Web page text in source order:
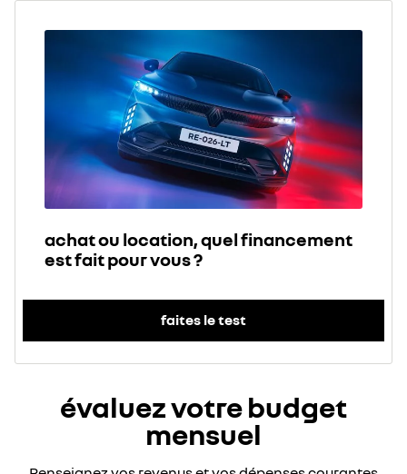
achat ou location, quel financement
est fait pour vous ?
faites le test
évaluez votre budget
mensuel